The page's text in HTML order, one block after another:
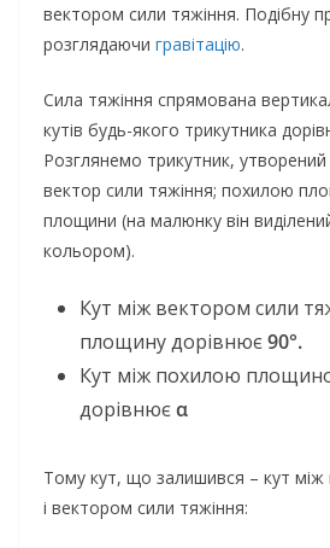
вектором сили тяжіння. Подібну
розглядаючи гравітацію.
Сила тяжіння спрямована
кутів будь-якого трикутника
Розглянемо трикутник,
вектор сили тяжіння; похилою
площини (на малюнку він
кольором).
Кут між вектором сили
площину дорівнює90°.
Кут між похилою
дорівнюєα
Тому кут, що залишився – кут
і вектором сили тяжіння: